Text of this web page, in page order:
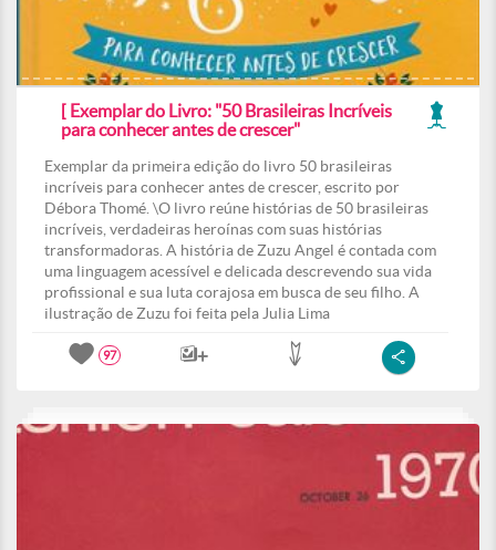
[ Exemplar do Livro: "50 Brasileiras Incríveis
para conhecer antes de crescer"
Exemplar da primeira edição do livro 50 brasileiras
incríveis para conhecer antes de crescer, escrito por
Débora Thomé. \O livro reúne histórias de 50 brasileiras
incríveis, verdadeiras heroínas com suas histórias
transformadoras. A história de Zuzu Angel é contada com
uma linguagem acessível e delicada descrevendo sua vida
profissional e sua luta corajosa em busca de seu filho. A
ilustração de Zuzu foi feita pela Julia Lima
97